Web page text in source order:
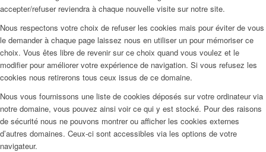
accepter/refuser reviendra à chaque nouvelle visite sur notre site.
Nous respectons votre choix de refuser les cookies mais pour éviter de vous
le demander à chaque page laissez nous en utiliser un pour mémoriser ce
choix. Vous êtes libre de revenir sur ce choix quand vous voulez et le
modifier pour améliorer votre expérience de navigation. Si vous refusez les
cookies nous retirerons tous ceux issus de ce domaine.
Nous vous fournissons une liste de cookies déposés sur votre ordinateur via
notre domaine, vous pouvez ainsi voir ce qui y est stocké. Pour des raisons
de sécurité nous ne pouvons montrer ou afficher les cookies externes
d’autres domaines. Ceux-ci sont accessibles via les options de votre
navigateur.